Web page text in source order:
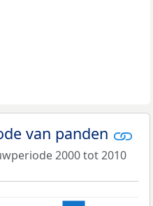
van panden
2000 tot 2010